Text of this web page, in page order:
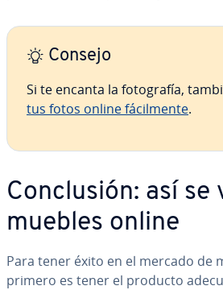
Consejo
Si te encanta la fo­to­gra­fía,
tus fotos online fá­ci­l­me­n­te.
Co­n­clu­sión: así se
muebles online
Para tener éxito en el mercado de
primero es tener el producto